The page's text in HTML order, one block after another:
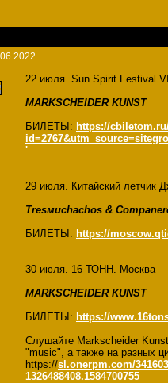
22 июля. Sun Spirit Festival
MARKSCHEIDER KUNST
БИЛЕТЫ: https://
'
29 июля. Китайский летчик
Tresмuchachos &
БИЛЕТЫ: https://
30 июля. 16 ТОНН. Москва
MARKSCHEIDER KUNST
БИЛЕТЫ: https://
Слушайте Markscheider
"music", а также на разных
https://sl.onerpm.com/
1326488408.1584700755